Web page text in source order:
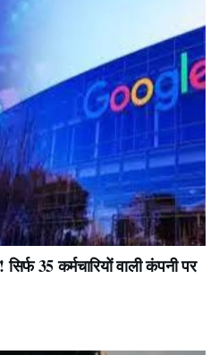
35 कर्मचारियों वाली कंपनी पर